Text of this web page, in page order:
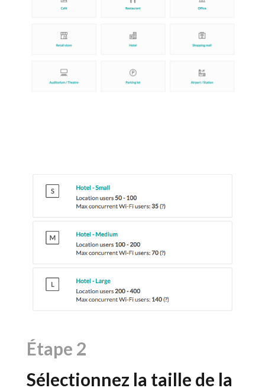
Étape 2
Sélectionnez la taille de la